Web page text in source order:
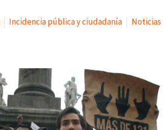
Incidencia pública y ciudadanía Noticias